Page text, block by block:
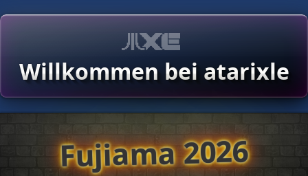
Willkommen bei atarixle
Fujiama 2026